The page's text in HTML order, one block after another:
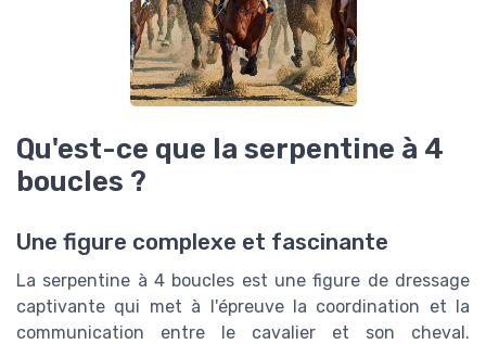
Qu'est-ce que la serpentine à 4
boucles ?
Une figure complexe et fascinante
La serpentine à 4 boucles est une figure de dressage
captivante qui met à l'épreuve la coordination et la
communication entre le cavalier et son cheval.